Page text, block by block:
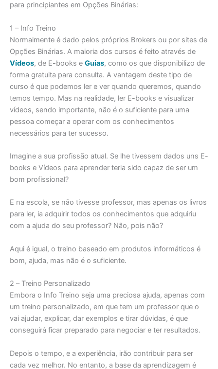
para principiantes em Opções Binárias:
1 – Info Treino
Normalmente é dado pelos próprios Brokers ou por sites de
Opções Binárias. A maioria dos cursos é feito através de
Vídeos, de E-books e Guias, como os que disponibilizo de
forma gratuita para consulta. A vantagem deste tipo de
curso é que podemos ler e ver quando queremos, quando
temos tempo. Mas na realidade, ler E-books e visualizar
vídeos, sendo importante, não é o suficiente para uma
pessoa começar a operar com os conhecimentos
necessários para ter sucesso.
Imagine a sua profissão atual. Se lhe tivessem dados uns E-
books e Vídeos para aprender teria sido capaz de ser um
bom profissional?
E na escola, se não tivesse professor, mas apenas os livros
para ler, ia adquirir todos os conhecimentos que adquiriu
com a ajuda do seu professor? Não, pois não?
Aqui é igual, o treino baseado em produtos informáticos é
bom, ajuda, mas não é o suficiente.
2 – Treino Personalizado
Embora o Info Treino seja uma preciosa ajuda, apenas com
um treino personalizado, em que tem um professor que o
vai ajudar, explicar, dar exemplos e tirar dúvidas, é que
conseguirá ficar preparado para negociar e ter resultados.
Depois o tempo, e a experiência, irão contribuir para ser
cada vez melhor. No entanto, a base da aprendizagem é